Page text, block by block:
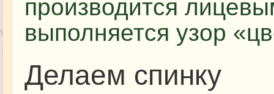
производится
выполняется узор
Делаем спинку